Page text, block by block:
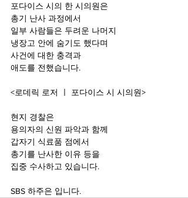
포다이스 시의 한 시의원은
총기 난사 과정에서
일부 사람들은 두려운 나머지
냉장고 안에 숨기도 했다며
사건에 대한 충격과
애도를 전했습니다.
<로데릭 로저 ㅣ 포다이스 시 시의원>
현지 경찰은
용의자의 신원 파악과 함께
갑자기 식료품 점에서
총기를 난사한 이유 등을
집중 수사하고 있습니다.
SBS 하주은 입니다.